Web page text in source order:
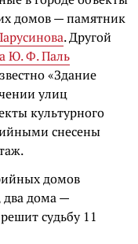
домов — памятник
. Другой
Ю. Ф. Паль
«Здание
улиц
культурного
снесены
домов
два дома —
судьбу 11